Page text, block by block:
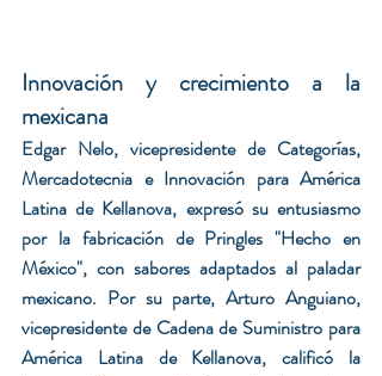
Innovación y crecimiento a la
mexicana
Edgar Nelo, vicepresidente de Categorías,
Mercadotecnia e Innovación para América
Latina de Kellanova, expresó su entusiasmo
por la fabricación de Pringles "Hecho en
México", con sabores adaptados al paladar
mexicano. Por su parte, Arturo Anguiano,
vicepresidente de Cadena de Suministro para
América Latina de Kellanova, calificó la